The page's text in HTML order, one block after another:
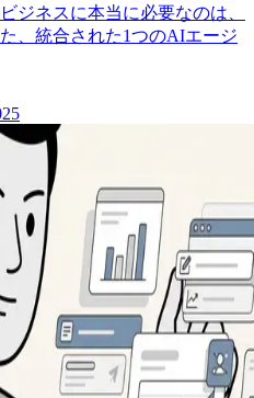
ジネスに本当に必要なのは、
、統合された1つのAIエージ